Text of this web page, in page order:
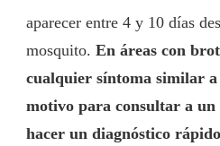
aparecer entre 4 y 10 días
mosquito. En áreas con
cualquier síntoma similar
motivo para consultar a un
hacer un diagnóstico